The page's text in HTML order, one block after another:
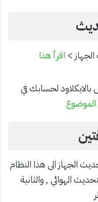
> اقرأ هذا
لحسابك في
الموضوع
الجهاز الى هذا النظام
الهوائي , والثانية